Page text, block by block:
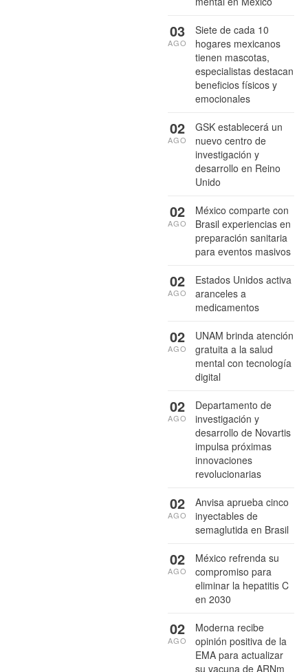
Siete de cada 10
hogares mexicanos
tienen mascotas,
especialistas destacan
beneficios físicos y
emocionales
03
AGO
GSK establecerá un
nuevo centro de
investigación y
desarrollo en Reino
Unido
02
AGO
México comparte con
Brasil experiencias en
preparación sanitaria
para eventos masivos
02
AGO
Estados Unidos activa
aranceles a
medicamentos
02
AGO
UNAM brinda atención
gratuita a la salud
mental con tecnología
digital
02
AGO
Departamento de
investigación y
desarrollo de Novartis
impulsa próximas
innovaciones
revolucionarias
02
AGO
Anvisa aprueba cinco
inyectables de
semaglutida en Brasil
02
AGO
México refrenda su
compromiso para
eliminar la hepatitis C
en 2030
02
AGO
Moderna recibe
opinión positiva de la
EMA para actualizar
su vacuna de ARNm
02
AGO